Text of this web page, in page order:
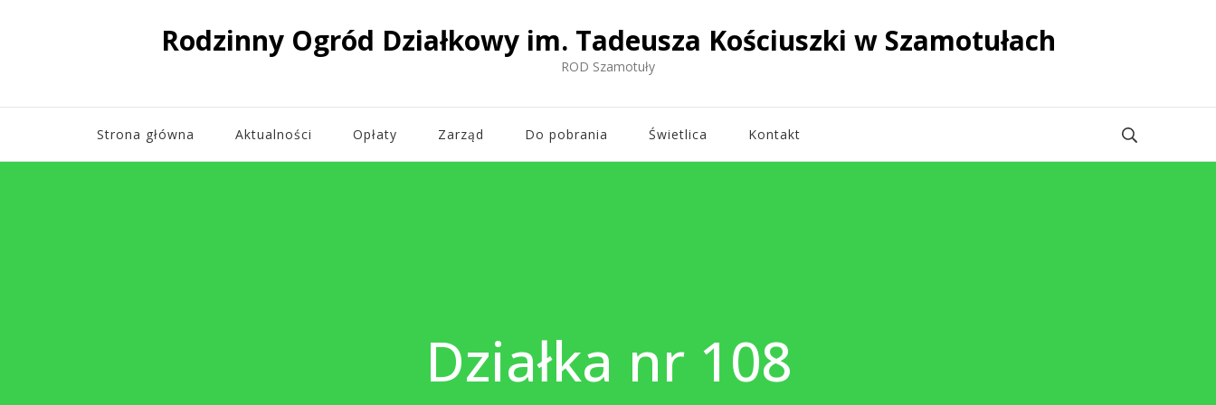
Rodzinny Ogród Działkowy im. Tadeusza Kościuszki w Szamotułach
ROD Szamotuły
Strona główna Aktualności Opłaty Zarząd Do pobrania Świetlica Kontakt
Działka nr 108